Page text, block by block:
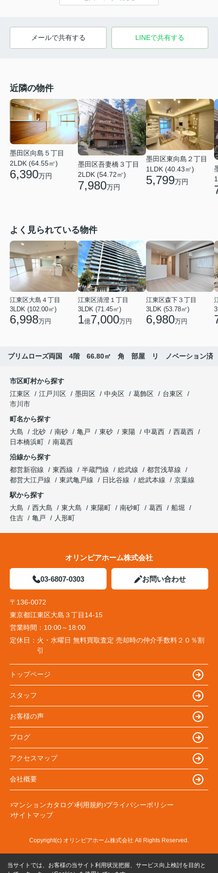
メールで共有する LINEで共有する
近隣の物件
墨田区向島５丁目
2LDK (64.55㎡)
6,390万円
墨田区吾妻橋３丁目
2LDK (54.72㎡)
7,980万円
墨田区東向島２丁目
1LDK (40.43㎡)
5,799万円
よく見られている物件
江東区大島４丁目
3LDK (102.00㎡)
6,998万円
江東区清澄１丁目
3LDK (71.45㎡)
1億7,000万円
江東区森下３丁目
3LDK (53.78㎡)
6,980万円
プリムローズ両国 4階 66.80㎡ 角 部屋 リ ノベーション済
市区町村から探す
江東区
江戸川区 墨田区 中央区 葛飾区
台東区
市川市
町名から探す
大島
北砂 南砂 亀戸 東砂 東陽 中葛西
西葛西
日本橋浜町
南葛西
沿線から探す
都営新宿線
東西線 半蔵門線 総武線
都営浅草線
都営大江戸線
東武亀戸線 日比谷線 総武本線
京葉線
駅から探す
大島
西大島 東大島 東陽町 南砂町 葛西
船堀
住吉
亀戸 人形町
オリンピアホーム株式会社
03-6807-0303 お問い合わせ
〒136-0072
東京都江東区大島３丁目14-15
営業時間： 10:00～18:00
定休日： 火・水曜日 無料買取査定 売却時の仲介手数料２０％割
引
トップページ
スタッフ
お客様の声
ブログ
アクセスマップ
会社概要
マンションカタログ 利用規約 プライバシーポリシー
サイトマップ
Copyright(c) オリンピアホーム株式会社 All Rights Reserved.
当サイトでは、お客様の当サイト利用状況把握、サービス向上検討を目的と